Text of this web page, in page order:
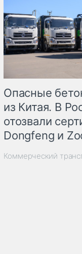
Опасные
из Китая. В
отозвали
Dongfeng и
Коммерческий